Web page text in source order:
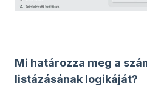
Mi határozza meg a
listázásának logikáját?